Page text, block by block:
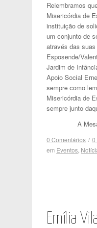
Relembramos
Misericórdia de
instituição de
um conjunto de
através das
Esposende/
Jardim de
Apoio Social
sempre como
Misericórdia de
sempre junto
A
0 Comentários / 0
em Eventos,
Emília